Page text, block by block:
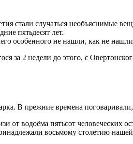
стали случаться необъяснимые
пятьдесят лет.
особенного не нашли, как не
2 недели до этого, с
В прежние времена поговаривали,
от водоёма пятьсот
восьмому столетию